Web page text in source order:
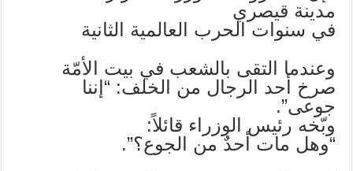
مدينة قيصري
في سنوات الحرب العالمية الثانية
وعندما التقى بالشعب في بيت الأمّة
صرخ أحد الرجال من الخلف: “إننا
جوعى”.
وبّخه رئيس الوزراء قائلاً:
“وهل مات أحدٌ من الجوع؟”.